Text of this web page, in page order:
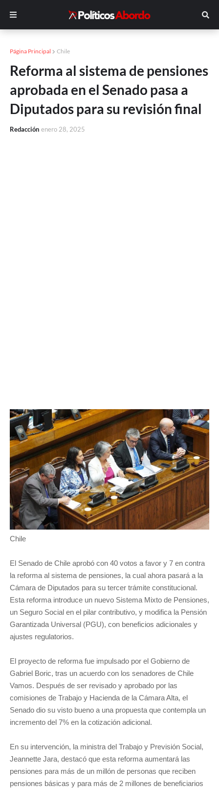
Página Principal Chile
Reforma al sistema de pensiones
aprobada en el Senado pasa a
Diputados para su revisión final
Redacción enero 28, 2025
Chile
El Senado de Chile aprobó con 40 votos a favor y 7 en contra
la reforma al sistema de pensiones, la cual ahora pasará a la
Cámara de Diputados para su tercer trámite constitucional.
Esta reforma introduce un nuevo Sistema Mixto de Pensiones,
un Seguro Social en el pilar contributivo, y modifica la Pensión
Garantizada Universal (PGU), con beneficios adicionales y
ajustes regulatorios.
El proyecto de reforma fue impulsado por el Gobierno de
Gabriel Boric, tras un acuerdo con los senadores de Chile
Vamos. Después de ser revisado y aprobado por las
comisiones de Trabajo y Hacienda de la Cámara Alta, el
Senado dio su visto bueno a una propuesta que contempla un
incremento del 7% en la cotización adicional.
En su intervención, la ministra del Trabajo y Previsión Social,
Jeannette Jara, destacó que esta reforma aumentará las
pensiones para más de un millón de personas que reciben
pensiones básicas y para más de 2 millones de beneficiarios